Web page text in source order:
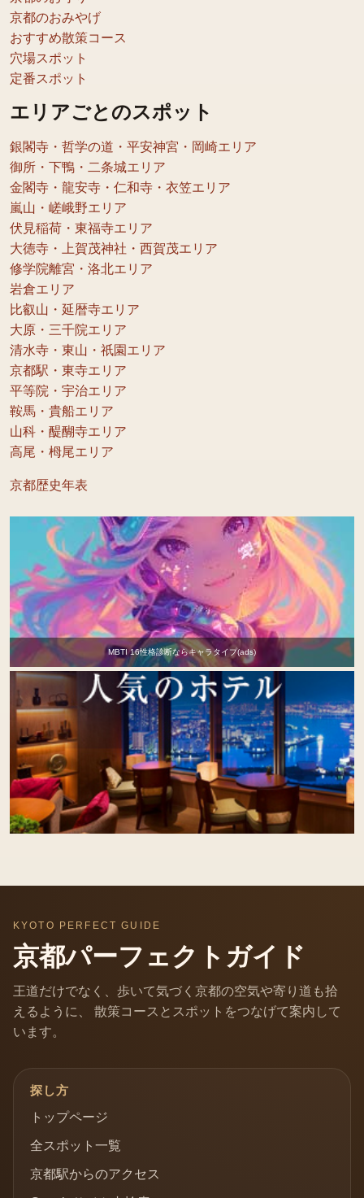
京都のおみやげ
おすすめ散策コース
穴場スポット
定番スポット
エリアごとのスポット
銀閣寺・哲学の道・平安神宮・岡崎エリア
御所・下鴨・二条城エリア
金閣寺・龍安寺・仁和寺・衣笠エリア
嵐山・嵯峨野エリア
伏見稲荷・東福寺エリア
大徳寺・上賀茂神社・西賀茂エリア
修学院離宮・洛北エリア
岩倉エリア
比叡山・延暦寺エリア
大原・三千院エリア
清水寺・東山・祇園エリア
京都駅・東寺エリア
平等院・宇治エリア
鞍馬・貴船エリア
山科・醍醐寺エリア
高尾・栂尾エリア
京都歴史年表
MBTI 16性格診断ならキャラタイプ(ads)
KYOTO PERFECT GUIDE
京都パーフェクトガイド
王道だけでなく、歩いて気づく京都の空気や寄り道も拾
えるように、 散策コースとスポットをつなげて案内して
います。
探し方
トップページ
全スポット一覧
京都駅からのアクセス